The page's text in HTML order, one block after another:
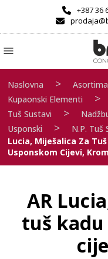
+387 36
Naslovna >
Kupaonski Elementi >
Tuš Sustavi >
Usponski
> N.P. Tuš
Lucia, Miješalica Za Tuš
Usponskom Cijevi, Krom
AR
tuš kadu